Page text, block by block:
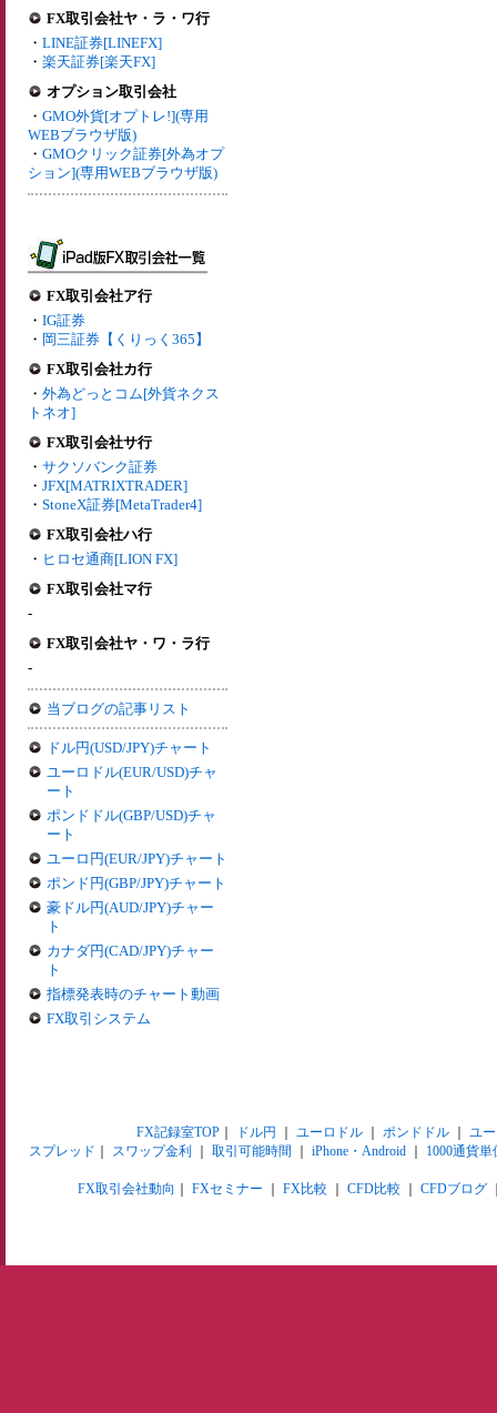
FX取引会社ヤ・ラ・ワ行
・ LINE証券[LINEFX]
・ 楽天証券[楽天FX]
オプション取引会社
・ GMO外貨[オプトレ!](専用
WEBブラウザ版)
・ GMOクリック証券[外為オプ
ション](専用WEBブラウザ版)
FX取引会社ア行
・ IG証券
・ 岡三証券【くりっく365】
FX取引会社カ行
・ 外為どっとコム[外貨ネクス
トネオ]
FX取引会社サ行
・ サクソバンク証券
・ JFX[MATRIXTRADER]
・ StoneX証券[MetaTrader4]
FX取引会社ハ行
・ ヒロセ通商[LION FX]
FX取引会社マ行
-
FX取引会社ヤ・ワ・ラ行
-
当ブログの記事リスト
ドル円(USD/JPY)チャート
ユーロドル(EUR/USD)チャ
ート
ポンドドル(GBP/USD)チャ
ート
ユーロ円(EUR/JPY)チャート
ポンド円(GBP/JPY)チャート
豪ドル円(AUD/JPY)チャー
ト
カナダ円(CAD/JPY)チャー
ト
指標発表時のチャート動画
FX取引システム
FX記録室TOP｜ ドル円 ユーロドル｜ ポンドドル｜ ユ
スプレッド
スワップ金利 取引可能時間 iPhone・Android 1000通貨単
FX取引会社動向 FXセミナー FX比較 CFD比較 CFDブログ